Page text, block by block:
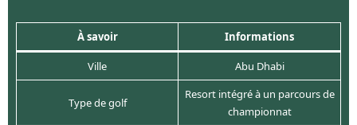
À savoir Informations
Ville Abu Dhabi
Type de golf
Resort intégré à un parcours de
championnat